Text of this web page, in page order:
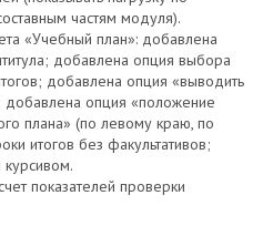
частям модуля).
«Учебный план»: добавлена
добавлена опция выбора
добавлена опция «выводить
опция «положение
плана» (по левому краю, по
итогов без факультативов;
показателей проверки